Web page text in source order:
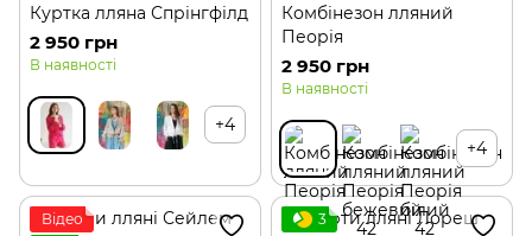
Куртка лляна Спрінгфілд
2 950 грн
В наявності
+4
Комбінезон лляний
Пеорія
2 950 грн
В наявності
+4
Відео
3